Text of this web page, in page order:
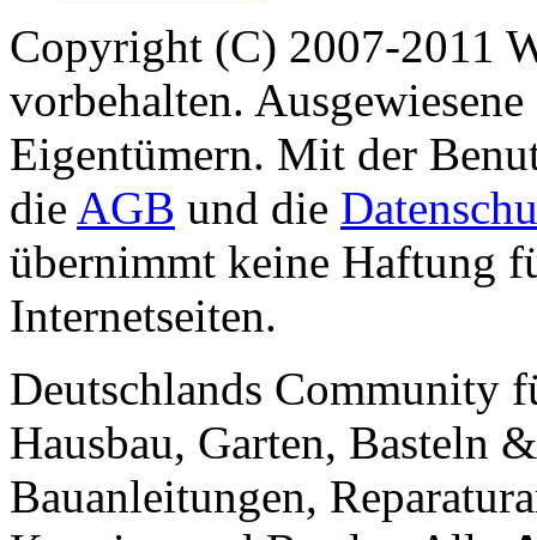
Copyright (C) 2007-2011
vorbehalten.
Eigentümern. Mit der
die AGB und die
übernimmt keine Haftung
Internetseiten.
Deutschlands Community
Hausbau, Garten, Basteln
Bauanleitungen,